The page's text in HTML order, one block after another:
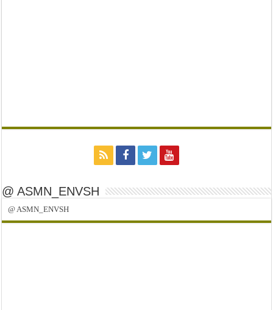
@ ASMN_ENVSH
@ ASMN_ENVSH